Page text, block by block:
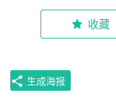
收藏
生成海报